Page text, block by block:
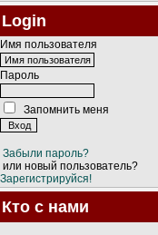
Login
Имя пользователя
Пароль
Запомнить меня
Забыли пароль?
или новый пользователь?
Зарегистрируйся!
Кто с нами